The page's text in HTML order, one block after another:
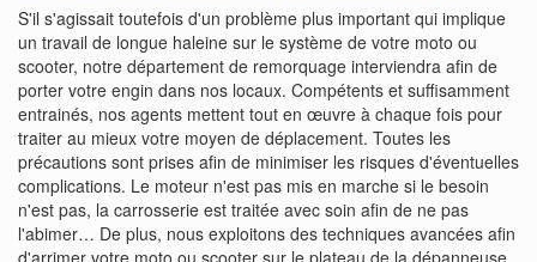
S'il s'agissait toutefois d'un problème plus important qui implique
un travail de longue haleine sur le système de votre moto ou
scooter, notre département de remorquage interviendra afin de
porter votre engin dans nos locaux. Compétents et suffisamment
entrainés, nos agents mettent tout en œuvre à chaque fois pour
traiter au mieux votre moyen de déplacement. Toutes les
précautions sont prises afin de minimiser les risques d'éventuelles
complications. Le moteur n'est pas mis en marche si le besoin
n'est pas, la carrosserie est traitée avec soin afin de ne pas
l'abimer… De plus, nous exploitons des techniques avancées afin
d'arrimer votre moto ou scooter sur le plateau de la dépanneuse